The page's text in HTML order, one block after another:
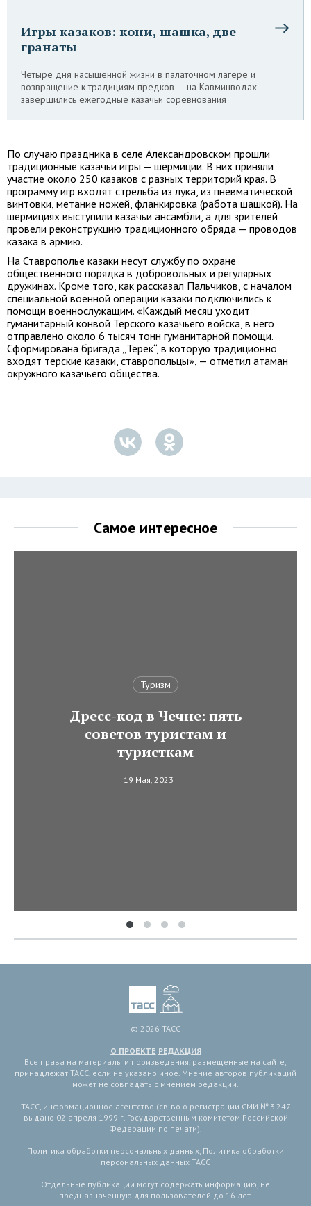
Игры казаков: кони, шашка, две
гранаты
Четыре дня насыщенной жизни в палаточном лагере и
возвращение к традициям предков — на Кавминводах
завершились ежегодные казачьи соревнования
По случаю праздника в селе Александровском прошли
традиционные казачьи игры — шермиции. В них приняли
участие около 250 казаков с разных территорий края. В
программу игр входят стрельба из лука, из пневматической
винтовки, метание ножей, фланкировка (работа шашкой). На
шермициях выступили казачьи ансамбли, а для зрителей
провели реконструкцию традиционного обряда — проводов
казака в армию.
На Ставрополье казаки несут службу по охране
общественного порядка в добровольных и регулярных
дружинах. Кроме того, как рассказал Пальчиков, с началом
специальной военной операции казаки подключились к
помощи военнослужащим. «Каждый месяц уходит
гуманитарный конвой Терского казачьего войска, в него
отправлено около 6 тысяч тонн гуманитарной помощи.
Сформирована бригада „Терек“, в которую традиционно
входят терские казаки, ставропольцы», — отметил атаман
окружного казачьего общества.
Самое интересное
Туризм
Дресс-код в Чечне: пять
советов туристам и
туристкам
19 Мая, 2023
© 2026 ТАСС
О ПРОЕКТЕ РЕДАКЦИЯ
Все права на материалы и произведения, размещенные на сайте,
принадлежат ТАСС, если не указано иное. Мнение авторов публикаций
может не совпадать с мнением редакции.
ТАСС, информационное агентство (св-во о регистрации СМИ № 3 247
выдано 02 апреля 1999 г. Государственным комитетом Российской
Федерации по печати).
Политика обработки персональных данных, Политика обработки
персональных данных ТАСС
Отдельные публикации могут содержать информацию, не
предназначенную для пользователей до 16 лет.